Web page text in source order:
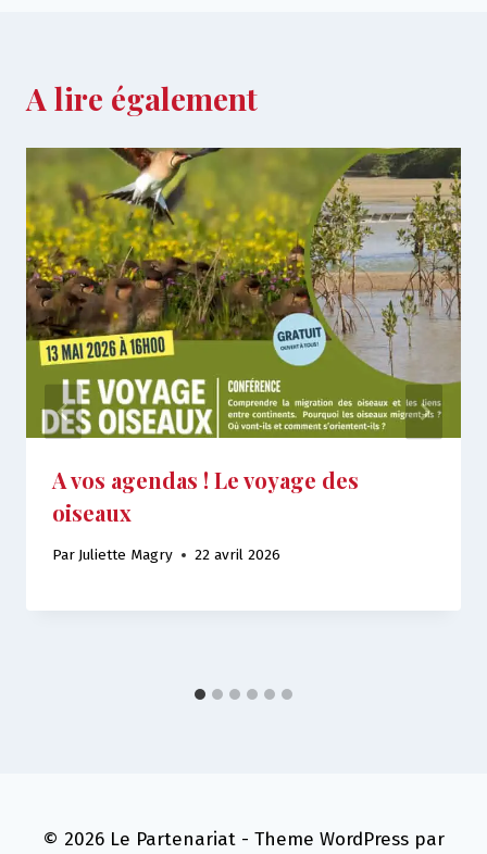
A lire également
A vos agendas ! Le voyage des
oiseaux
Par Juliette Magry 22 avril 2026
© 2026 Le Partenariat - Theme WordPress par